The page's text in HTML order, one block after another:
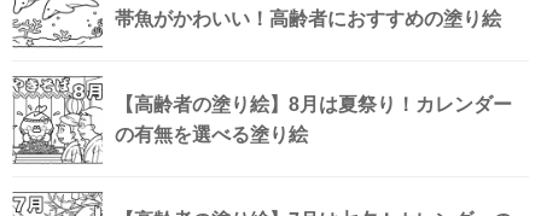
帯魚がかわいい！高齢者におすすめの塗り絵
【高齢者の塗り絵】8月は夏祭り！カレンダー
の有無を選べる塗り絵